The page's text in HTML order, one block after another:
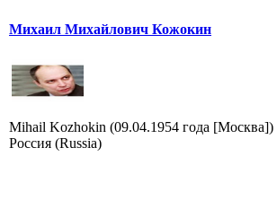
Михаил Михайлович Кожокин
Mihail Kozhokin (09.04.1954 года [Москва])
Россия (Russia)